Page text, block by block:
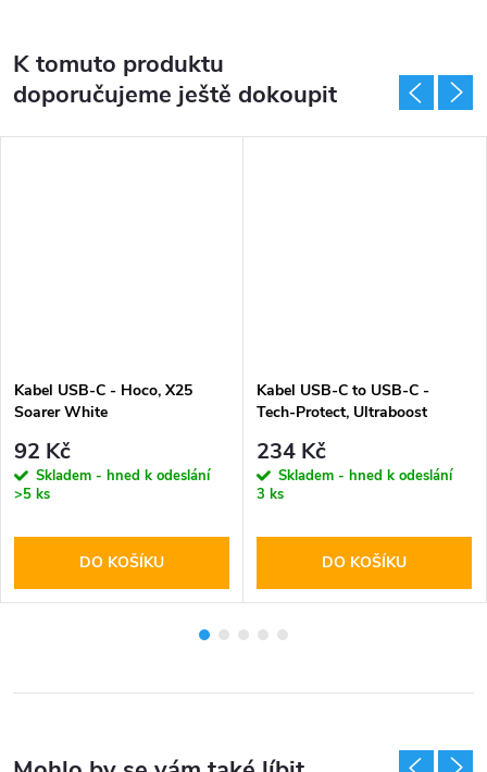
K tomuto produktu
doporučujeme ještě dokoupit
Kabel USB-C - Hoco, X25
Soarer White
92 Kč
Skladem - hned k odeslání
>5 ks
DO KOŠÍKU
Kabel USB-C to USB-C -
Tech-Protect, Ultraboost
234 Kč
Skladem - hned k odeslání
3 ks
DO KOŠÍKU